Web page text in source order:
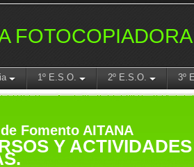
FOTOCOPIADORA
1º E.S.O. 2º E.S.O. 3º
Fomento AITANA
Y ACTIVIDADES